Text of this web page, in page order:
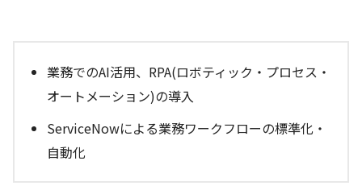
業務でのAI活用、RPA(ロボティック・プロセス・
オートメーション)の導入
ServiceNowによる業務ワークフローの標準化・
自動化